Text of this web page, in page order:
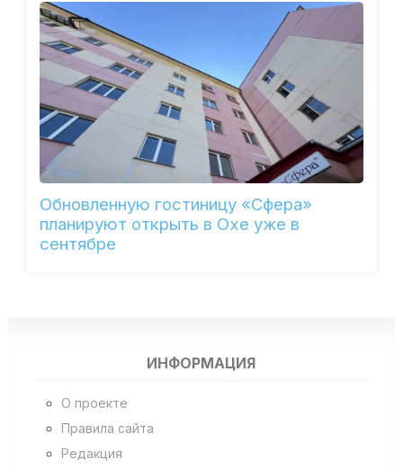
Обновленную гостиницу «Сфера»
планируют открыть в Охе уже в
сентябре
ИНФОРМАЦИЯ
О проекте
Правила сайта
Редакция